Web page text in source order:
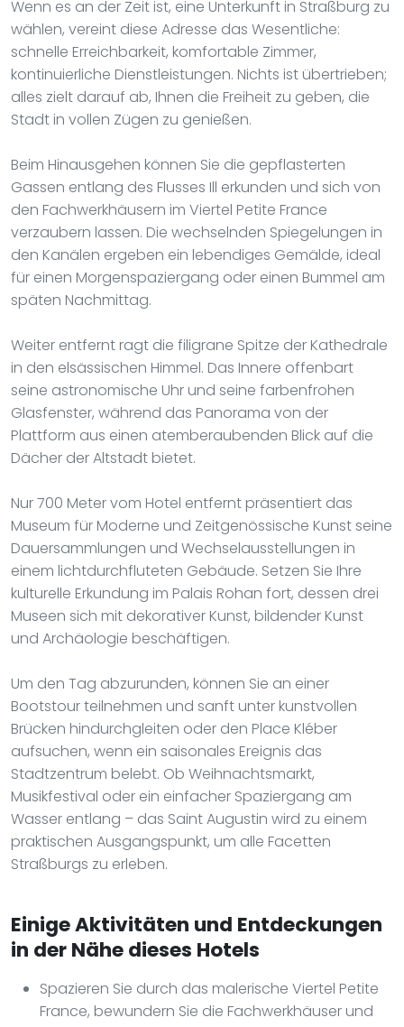
Wenn es an der Zeit ist, eine Unterkunft in Straßburg zu
wählen, vereint diese Adresse das Wesentliche:
schnelle Erreichbarkeit, komfortable Zimmer,
kontinuierliche Dienstleistungen. Nichts ist übertrieben;
alles zielt darauf ab, Ihnen die Freiheit zu geben, die
Stadt in vollen Zügen zu genießen.
Beim Hinausgehen können Sie die gepflasterten
Gassen entlang des Flusses Ill erkunden und sich von
den Fachwerkhäusern im Viertel Petite France
verzaubern lassen. Die wechselnden Spiegelungen in
den Kanälen ergeben ein lebendiges Gemälde, ideal
für einen Morgenspaziergang oder einen Bummel am
späten Nachmittag.
Weiter entfernt ragt die filigrane Spitze der Kathedrale
in den elsässischen Himmel. Das Innere offenbart
seine astronomische Uhr und seine farbenfrohen
Glasfenster, während das Panorama von der
Plattform aus einen atemberaubenden Blick auf die
Dächer der Altstadt bietet.
Nur 700 Meter vom Hotel entfernt präsentiert das
Museum für Moderne und Zeitgenössische Kunst seine
Dauersammlungen und Wechselausstellungen in
einem lichtdurchfluteten Gebäude. Setzen Sie Ihre
kulturelle Erkundung im Palais Rohan fort, dessen drei
Museen sich mit dekorativer Kunst, bildender Kunst
und Archäologie beschäftigen.
Um den Tag abzurunden, können Sie an einer
Bootstour teilnehmen und sanft unter kunstvollen
Brücken hindurchgleiten oder den Place Kléber
aufsuchen, wenn ein saisonales Ereignis das
Stadtzentrum belebt. Ob Weihnachtsmarkt,
Musikfestival oder ein einfacher Spaziergang am
Wasser entlang – das Saint Augustin wird zu einem
praktischen Ausgangspunkt, um alle Facetten
Straßburgs zu erleben.
Einige Aktivitäten und Entdeckungen
in der Nähe dieses Hotels
Spazieren Sie durch das malerische Viertel Petite
France, bewundern Sie die Fachwerkhäuser und